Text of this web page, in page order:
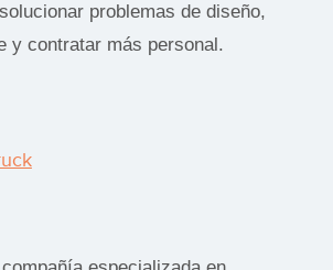
problemas de diseño,
y contratar más personal.